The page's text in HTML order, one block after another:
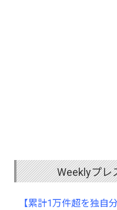
Weeklyプレ
【累計1万件超を独自